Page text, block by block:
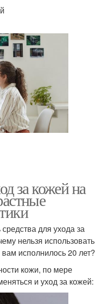
за кожей на
для ухода за
нельзя использовать
исполнилось 20 лет?
кожи, по мере
и уход за кожей: